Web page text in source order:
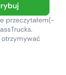
przeczytałem(-